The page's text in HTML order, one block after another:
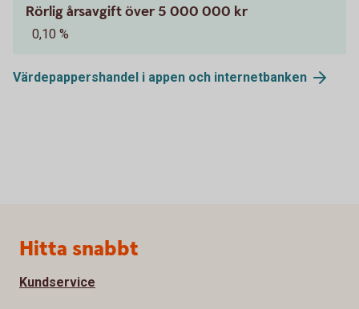
Rörlig årsavgift över 5 000 000 kr
0,10 %
Värdepappershandel i appen och internetbanken
Sidfot
Hitta snabbt
Kundservice